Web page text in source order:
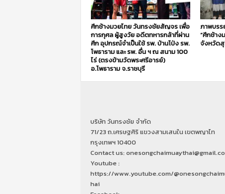
ศึกช้างมวยไทย วันทรงชัยสัญจร เพื่อ
การกุศล ผู้สูงวัย อดีตทหารกล้าที่ผ่าน
ศึก อุปกรณ์จำเป็นใช้ รพ. บ้านโป่ง รพ.
โพธาราม และ รพ. อื่น ฯ ณ สนาม 100
ไร่ (ตรงข้ามวัดพระศรีอารย์)
อ.โพธาราม จ.ราชบุรี
ภาพบรร
“ศึกช้าง
จังหวัด
บริษัท วันทรงชัย จำกัด
71/23 ถ.เศรษฐศิริ แขวงสามเสนใน เขตพญาไท
กรุงเทพฯ 10400
Contact us:
Youtube :
https://www.youtube.com/
hai